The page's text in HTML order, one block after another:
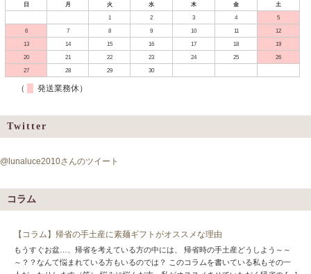
日
月 火 水 木 金
土
1
2 3 4
5
6
7 8 9 10 11
12
13
14 15 16 17 18
19
20
21 22 23 24 25
26
27
28 29 30
（ 発送業務休）
Twitter
@lunaluce2010さんのツイート
コラム
【コラム】帰省の手土産に素麺ギフトがオススメな理由
もうすぐお盆…、帰省を考えている方の中には、 帰省時の手土産どうしよう～～
～？？なんて悩まれている方もいるのでは？ このコラムを書いている私もその一